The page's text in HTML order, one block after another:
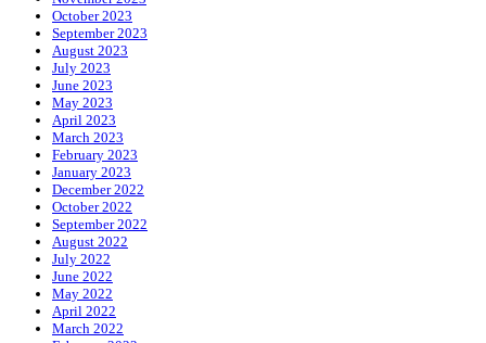
October 2023
September 2023
August 2023
July 2023
June 2023
May 2023
April 2023
March 2023
February 2023
January 2023
December 2022
October 2022
September 2022
August 2022
July 2022
June 2022
May 2022
April 2022
March 2022